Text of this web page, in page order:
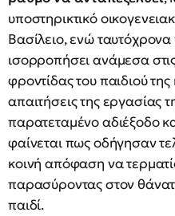
υποστηρικτικό
Βασίλειο, ενώ
ισορροπήσει ανάμεσα
φροντίδας του παιδιού της
απαιτήσεις της εργασίας
παρατεταμένο αδιέξοδο
φαίνεται πως οδήγησαν
κοινή απόφαση να
παρασύροντας στον
παιδί.